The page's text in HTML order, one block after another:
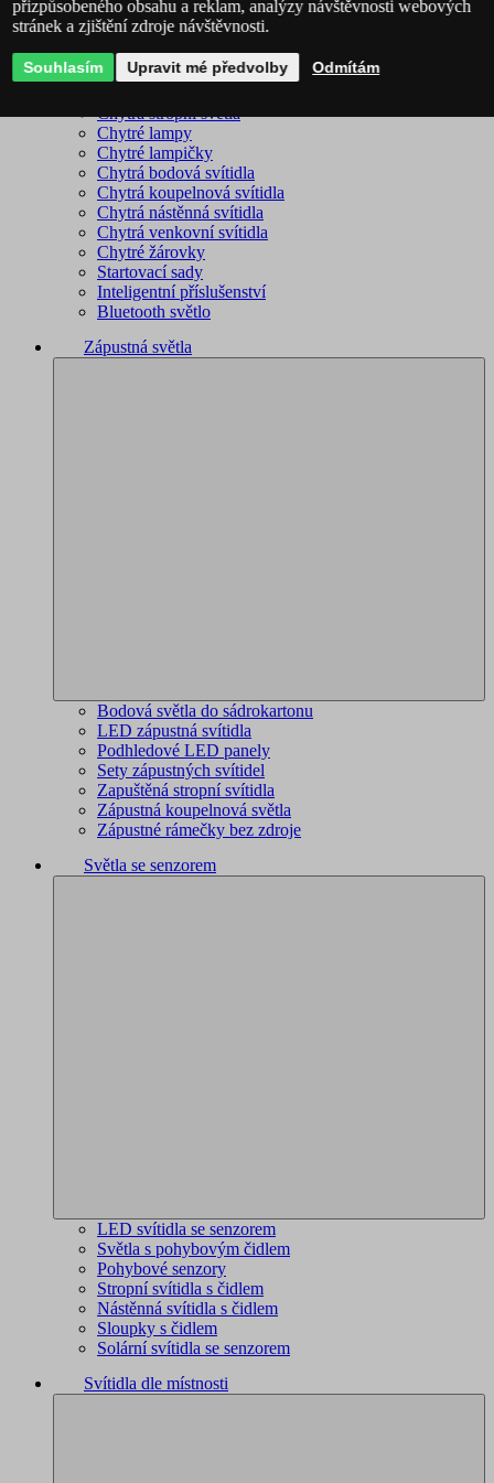
Philips Hue – kompletní sortiment
Immax NEO - kompletní sortiment
WiZ – kompletní sortiment
Chytrá stropní světla
Chytré lampy
Chytré lampičky
Chytrá bodová svítidla
Chytrá koupelnová svítidla
Chytrá nástěnná svítidla
Chytrá venkovní svítidla
Chytré žárovky
Startovací sady
Inteligentní příslušenství
Bluetooth světlo
Zápustná světla
Bodová světla do sádrokartonu
LED zápustná svítidla
Podhledové LED panely
Sety zápustných svítidel
Zapuštěná stropní svítidla
Zápustná koupelnová světla
Zápustné rámečky bez zdroje
Světla se senzorem
LED svítidla se senzorem
Světla s pohybovým čidlem
Pohybové senzory
Stropní svítidla s čidlem
Nástěnná svítidla s čidlem
Sloupky s čidlem
Solární svítidla se senzorem
Svítidla dle místnosti
přizpůsobeného obsahu a reklam, analýzy návštěvnosti webových
stránek a zjištění zdroje návštěvnosti.
Souhlasím Upravit mé předvolby Odmítám